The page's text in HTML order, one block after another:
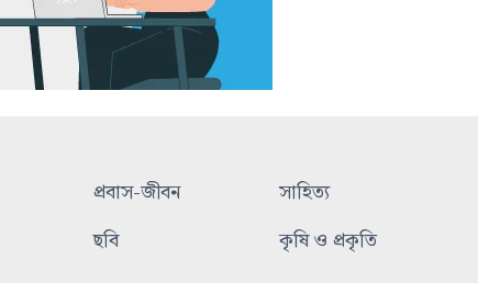
প্রবাস-জীবন
সাহিত্য
ছবি কৃষি ও প্রকৃতি